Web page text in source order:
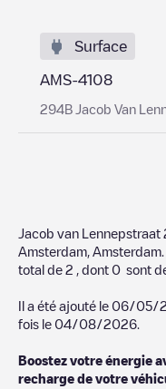
Surface
AMS-4108
294B Jacob Van
Jacob van Lennepstraat
Amsterdam Amsterdam
total de 2 , dont 0 sont
Il a été ajouté le 06/05/
fois le 04/08/2026
Boostez votre énergie
recharge de votre